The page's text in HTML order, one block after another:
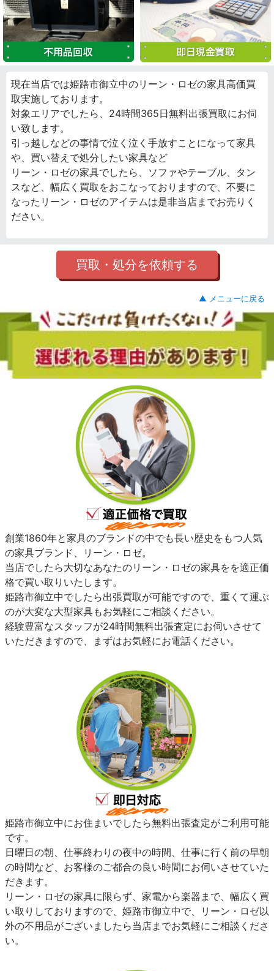
現在当店では姫路市御立中のリーン・ロゼの家具高価買
取実施しております。
対象エリアでしたら、24時間365日無料出張買取にお伺
い致します。
引っ越しなどの事情で泣く泣く手放すことになって家具
や、買い替えで処分したい家具など
リーン・ロゼの家具でしたら、ソファやテーブル、タン
スなど、幅広く買取をおこなっておりますので、不要に
なったリーン・ロゼのアイテムは是非当店までお売りく
ださい。
買取・処分を依頼する
▲ メニューに戻る
創業1860年と家具のブランドの中でも長い歴史をもつ人気
の家具ブランド、リーン・ロゼ。
当店でしたら大切なあなたのリーン・ロゼの家具をを適正価
格で買い取りいたします。
姫路市御立中でしたら出張買取が可能ですので、重くて運ぶ
のが大変な大型家具もお気軽にご相談ください。
経験豊富なスタッフが24時間無料出張査定にお伺いさせて
いただきますので、まずはお気軽にお電話ください。
姫路市御立中にお住まいでしたら無料出張査定がご利用可能
です。
日曜日の朝、仕事終わりの夜中の時間、仕事に行く前の早朝
の時間など、お客様のご都合の良い時間にお伺いさせていた
だきます。
リーン・ロゼの家具に限らず、家電から楽器まで、幅広く買
い取りしておりますので、姫路市御立中で、リーン・ロゼ以
外の不用品がございましたら当店までお気軽にご相談くださ
い。